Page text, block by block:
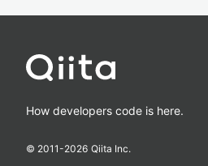
How developers code is here.
© 2011-2026 Qiita Inc.